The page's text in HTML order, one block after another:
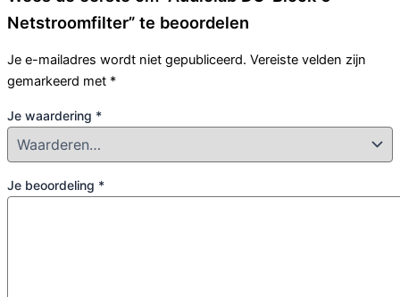
Netstroomfilter” te beoordelen
Je e-mailadres wordt niet gepubliceerd. Vereiste velden zijn
gemarkeerd met *
Je waardering *
Je beoordeling *